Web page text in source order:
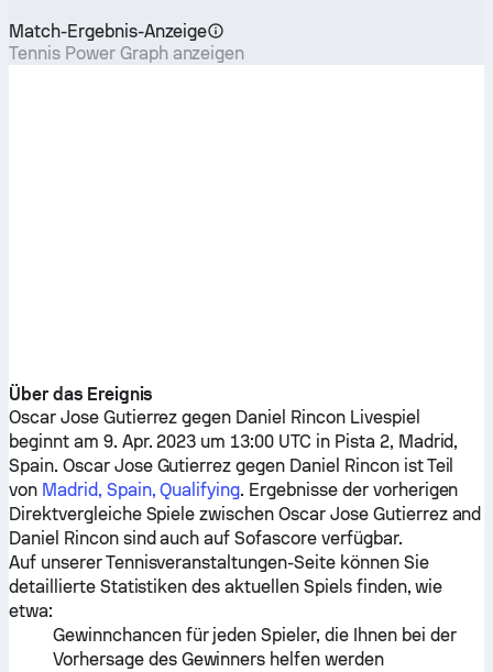
Match-Ergebnis-Anzeige
Tennis Power Graph anzeigen
Über das Ereignis
Oscar Jose Gutierrez gegen Daniel RinconLivespiel
beginnt am 9. Apr. 2023 um 13:00 UTC in Pista 2, Madrid,
Spain. Oscar Jose Gutierrez gegen Daniel Rinconist Teil
von Madrid, Spain, Qualifying. Ergebnisse der vorherigen
Direktvergleiche Spiele zwischenOscar Jose Gutierrezand
Daniel Rinconsind auch auf Sofascore verfügbar.
Auf unserer Tennisveranstaltungen-Seite können Sie
detaillierte Statistiken des aktuellen Spiels finden, wie
etwa:
Gewinnchancen für jeden Spieler, die Ihnen bei der
Vorhersage des Gewinners helfen werden